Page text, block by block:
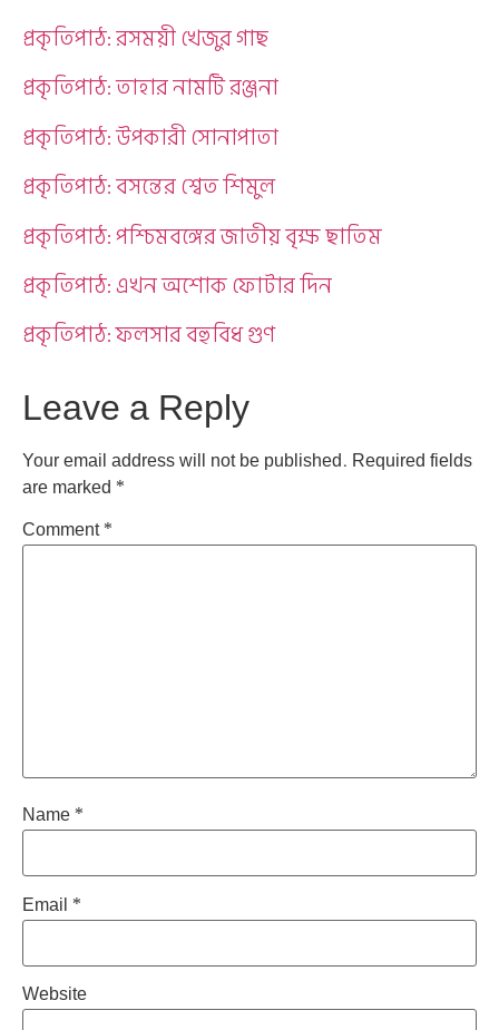
প্রকৃতিপাঠ: রসময়ী খেজুর গাছ
প্রকৃতিপাঠ: তাহার নামটি রঞ্জনা
প্রকৃতিপাঠ: উপকারী সোনাপাতা
প্রকৃতিপাঠ: বসন্তের শ্বেত শিমুল
প্রকৃতিপাঠ: পশ্চিমবঙ্গের জাতীয় বৃক্ষ ছাতিম
প্রকৃতিপাঠ: এখন অশোক ফোটার দিন
প্রকৃতিপাঠ: ফলসার বহুবিধ গুণ
Leave a Reply
Your email address will not be published. Required fields
are marked *
Comment*
Name *
Email *
Website